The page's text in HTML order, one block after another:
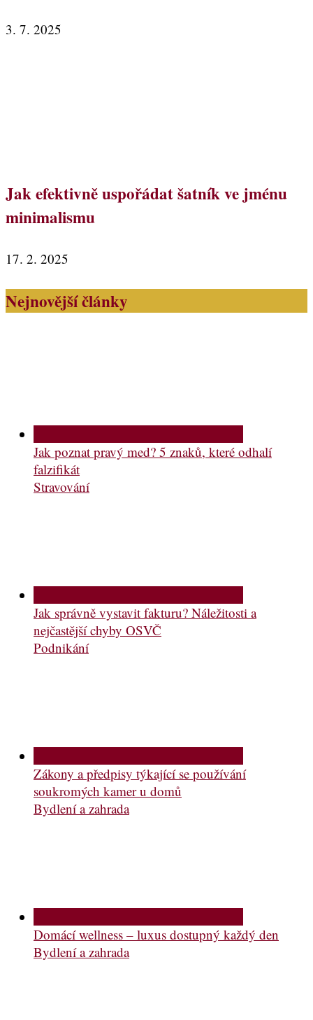
3. 7. 2025
Jak efektivně uspořádat šatník ve jménu
minimalismu
17. 2. 2025
Nejnovější články
Jak poznat pravý med? 5 znaků, které odhalí
falzifikát
Stravování
Jak správně vystavit fakturu? Náležitosti a
nejčastější chyby OSVČ
Podnikání
Zákony a předpisy týkající se používání
soukromých kamer u domů
Bydlení a zahrada
Domácí wellness – luxus dostupný každý den
Bydlení a zahrada